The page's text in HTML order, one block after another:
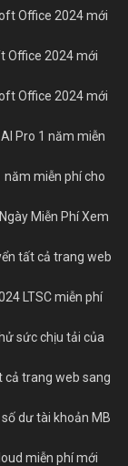
Office 2024 mới
Office 2024 mới
Office 2024 mới
Pro 1 năm miễn
năm miễn phí cho
Miễn Phí Xem
tất cả trang web
LTSC miễn phí
sức chịu tải của
cả trang web sang
dư tài khoản MB
miễn phí mới